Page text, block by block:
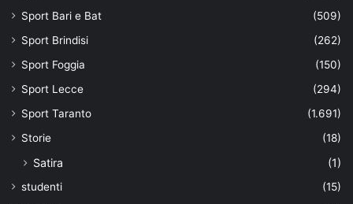
Sport Bari e Bat
(509)
Sport Brindisi
(262)
Sport Foggia
(150)
Sport Lecce
(294)
Sport Taranto
(1.691)
Storie
(18)
Satira (1)
studenti
(15)